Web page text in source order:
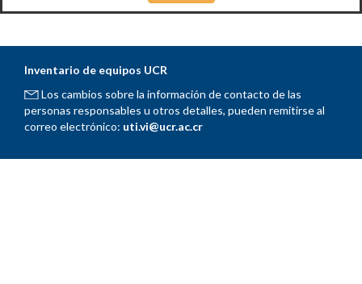
Inventario de equipos UCR
Los cambios sobre la información de contacto de las
personas responsables u otros detalles, pueden remitirse al
correo electrónico: uti.vi@ucr.ac.cr